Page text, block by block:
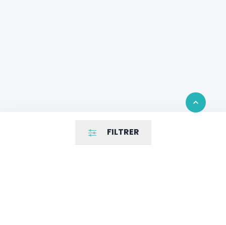
FILTRER
Retour